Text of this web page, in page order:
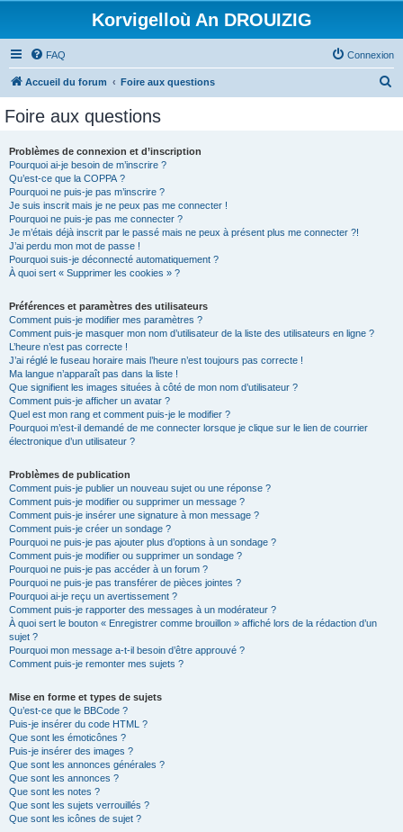
Korvigelloù An DROUIZIG
FAQ Connexion
Accueil du forum Foire aux questions
Foire aux questions
Problèmes de connexion et d’inscription
Pourquoi ai-je besoin de m’inscrire ?
Qu’est-ce que la COPPA ?
Pourquoi ne puis-je pas m’inscrire ?
Je suis inscrit mais je ne peux pas me connecter !
Pourquoi ne puis-je pas me connecter ?
Je m’étais déjà inscrit par le passé mais ne peux à présent plus me connecter ?!
J’ai perdu mon mot de passe !
Pourquoi suis-je déconnecté automatiquement ?
À quoi sert « Supprimer les cookies » ?
Préférences et paramètres des utilisateurs
Comment puis-je modifier mes paramètres ?
Comment puis-je masquer mon nom d’utilisateur de la liste des utilisateurs en ligne ?
L’heure n’est pas correcte !
J’ai réglé le fuseau horaire mais l’heure n’est toujours pas correcte !
Ma langue n’apparaît pas dans la liste !
Que signifient les images situées à côté de mon nom d’utilisateur ?
Comment puis-je afficher un avatar ?
Quel est mon rang et comment puis-je le modifier ?
Pourquoi m’est-il demandé de me connecter lorsque je clique sur le lien de courrier
électronique d’un utilisateur ?
Problèmes de publication
Comment puis-je publier un nouveau sujet ou une réponse ?
Comment puis-je modifier ou supprimer un message ?
Comment puis-je insérer une signature à mon message ?
Comment puis-je créer un sondage ?
Pourquoi ne puis-je pas ajouter plus d’options à un sondage ?
Comment puis-je modifier ou supprimer un sondage ?
Pourquoi ne puis-je pas accéder à un forum ?
Pourquoi ne puis-je pas transférer de pièces jointes ?
Pourquoi ai-je reçu un avertissement ?
Comment puis-je rapporter des messages à un modérateur ?
À quoi sert le bouton « Enregistrer comme brouillon » affiché lors de la rédaction d’un
sujet ?
Pourquoi mon message a-t-il besoin d’être approuvé ?
Comment puis-je remonter mes sujets ?
Mise en forme et types de sujets
Qu’est-ce que le BBCode ?
Puis-je insérer du code HTML ?
Que sont les émoticônes ?
Puis-je insérer des images ?
Que sont les annonces générales ?
Que sont les annonces ?
Que sont les notes ?
Que sont les sujets verrouillés ?
Que sont les icônes de sujet ?